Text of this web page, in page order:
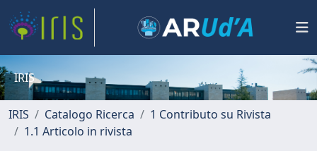
IRIS
IRIS Catalogo Ricerca
1 Contributo su Rivista
1.1 Articolo in rivista